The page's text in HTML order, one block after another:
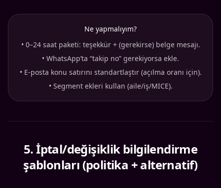
Ne yapmalıyım?
• 0–24 saat paketi: teşekkür + (gerekirse) belge mesajı.
• WhatsApp’ta “takip no” gerekiyorsa ekle.
• E-posta konu satırını standartlaştır (açılma oranı için).
• Segment ekleri kullan (aile/iş/MICE).
5.İptal/değişiklik bilgilendirme
şablonları (politika + alternatif)